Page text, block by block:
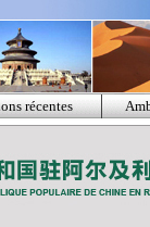
récentes